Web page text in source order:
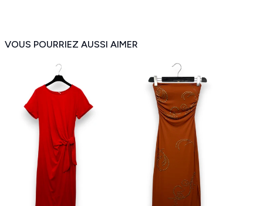
VOUS POURRIEZ AUSSI AIMER